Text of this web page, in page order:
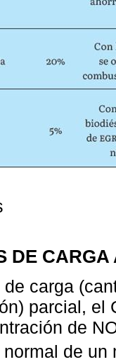
DE
carga
parcial, el
de
de un